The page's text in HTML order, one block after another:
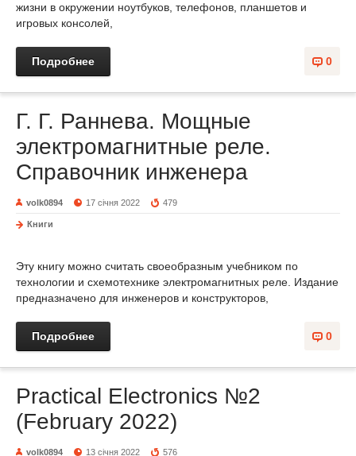
жизни в окружении ноутбуков, телефонов, планшетов и
игровых консолей,
0
Подробнее
Г. Г. Раннева. Мощные
электромагнитные реле.
Справочник инженера
volk0894 17 січня 2022 479
Книги
Эту книгу можно считать своеобразным учебником по
технологии и схемотехнике электромагнитных реле. Издание
предназначено для инженеров и конструкторов,
0
Подробнее
Practical Electronics №2
(February 2022)
volk0894 13 січня 2022 576